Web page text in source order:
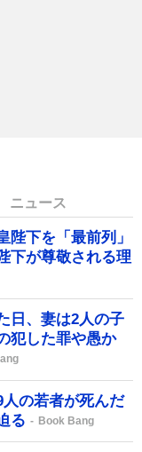
ニュース
陛下を「最前列」
下が尊敬される理
日、妻は2人の子
犯した罪や愚か
の若者が死んだ
る
Book Bang